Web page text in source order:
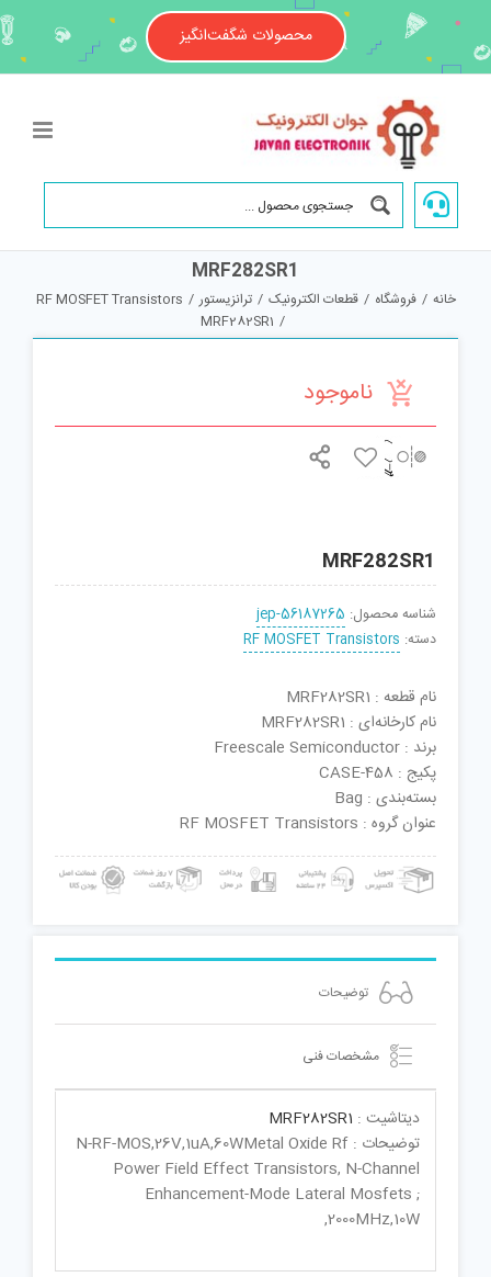
content
محصولات شگفت‌انگیز
MRF282SR1
خانه / فروشگاه / قطعات الکترونیک / ترانزیستور /
RF MOSFET Transistors
/
MRF282SR1
ناموجود
MRF282SR1
شناسه محصول: jep-56187265
دسته: RF MOSFET Transistors
نام قطعه : MRF282SR1
نام کارخانه‌ای : MRF282SR1
برند : Freescale Semiconductor
پکیج : CASE-458
بسته‌بندی : Bag
عنوان گروه : RF MOSFET Transistors
توضیحات
مشخصات فنی
دیتاشیت : MRF282SR1
توضیحات : N-RF-MOS,26V,1uA,60WMetal Oxide Rf
Power Field Effect Transistors, N-Channel
Enhancement-Mode Lateral Mosfets ;
2000MHz,10W,